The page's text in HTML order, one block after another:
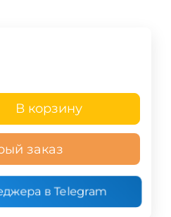
В корзину
заказ
в Telegram